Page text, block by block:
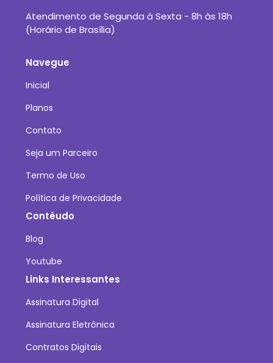
Atendimento de Segunda à Sexta - 8h às 18h
(Horário de Brasília)
Navegue
Inicial
Planos
Contato
Seja um Parceiro
Termo de Uso
Política de Privacidade
Contéudo
Blog
Youtube
Links Interessantes
Assinatura Digital
Assinatura Eletrônica
Contratos Digitais